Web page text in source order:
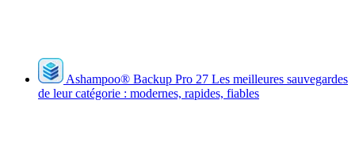
Ashampoo® Backup Pro 27 Les meilleures sauvegardes
de leur catégorie : modernes, rapides, fiables